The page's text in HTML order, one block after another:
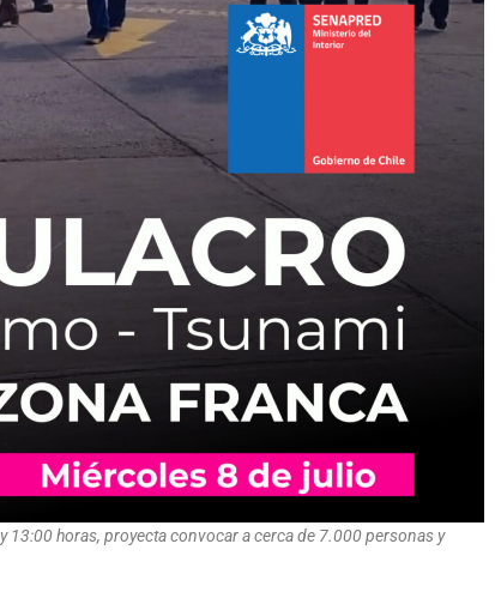
13:00 horas, proyecta convocar a cerca de 7.000 personas y